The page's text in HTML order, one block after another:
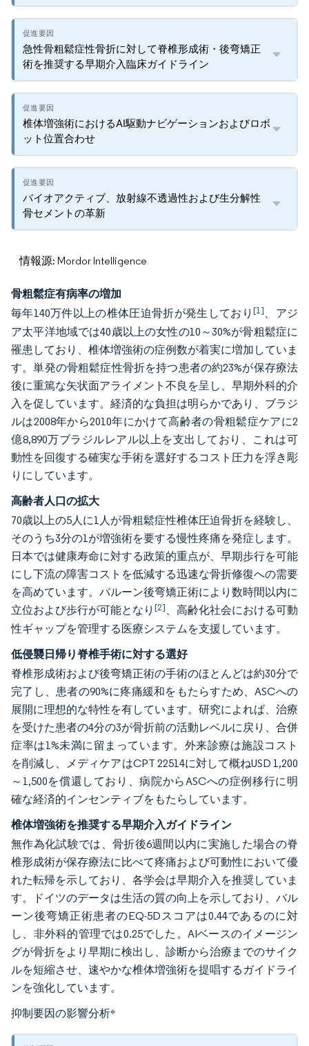
急性骨粗鬆症性骨折に対して脊椎形成術・後弯矯正
術を推奨する早期介入臨床ガイドライン
椎体増強術におけるAI駆動ナビゲーションおよびロボ
ット位置合わせ
バイオアクティブ、放射線不透過性および生分解性
骨セメントの革新
情報源: Mordor Intelligence
骨粗鬆症有病率の増加
毎年140万件以上の椎体圧迫骨折が発生しており [1]、アジ
ア太平洋地域では40歳以上の女性の10～30%が骨粗鬆症に
罹患しており、椎体増強術の症例数が着実に増加していま
す。単発の骨粗鬆症性骨折を持つ患者の約23%が保存療法
後に重篤な矢状面アライメント不良を呈し、早期外科的介
入を促しています。経済的な負担は明らかであり、ブラジ
ルは2008年から2010年にかけて高齢者の骨粗鬆症ケアに2
億8,890万ブラジルレアル以上を支出しており、これは可
動性を回復する確実な手術を選好するコスト圧力を浮き彫
りにしています。
高齢者人口の拡大
70歳以上の5人に1人が骨粗鬆症性椎体圧迫骨折を経験し、
そのうち3分の1が増強術を要する慢性疼痛を発症します。
日本では健康寿命に対する政策的重点が、早期歩行を可能
にし下流の障害コストを低減する迅速な骨折修復への需要
を高めています。バルーン後弯矯正術により数時間以内に
立位および歩行が可能となり [2]、高齢化社会における可動
性ギャップを管理する医療システムを支援しています。
低侵襲日帰り脊椎手術に対する選好
脊椎形成術および後弯矯正術の手術のほとんどは約30分で
完了し、患者の90%に疼痛緩和をもたらすため、ASCへの
展開に理想的な特性を有しています。研究によれば、治療
を受けた患者の4分の3が骨折前の活動レベルに戻り、合併
症率は1%未満に留まっています。外来診療は施設コスト
を削減し、メディケアはCPT 22514に対して概ねUSD 1,200
～1,500を償還しており、病院からASCへの症例移行に明
確な経済的インセンティブをもたらしています。
椎体増強術を推奨する早期介入ガイドライン
無作為化試験では、骨折後6週間以内に実施した場合の脊
椎形成術が保存療法に比べて疼痛および可動性において優
れた転帰を示しており、各学会は早期介入を推奨していま
す。ドイツのデータは生活の質の向上を示しており、バル
ーン後弯矯正術患者のEQ-5Dスコアは0.44であるのに対
し、非外科的管理では0.25でした。AIベースのイメージン
グが骨折をより早期に検出し、診断から治療までのサイク
ルを短縮させ、速やかな椎体増強術を提唱するガイドライ
ンを強化しています。
抑制要因の影響分析*